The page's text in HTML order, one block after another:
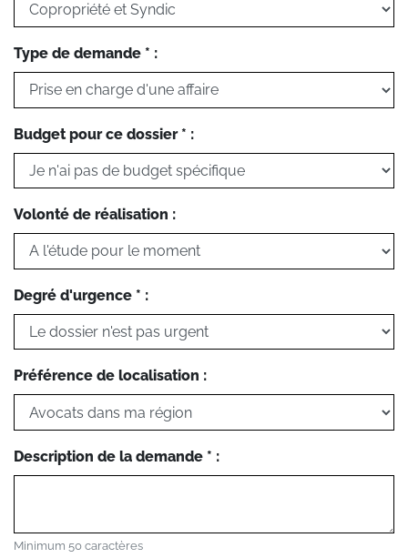
Type de demande * :
Budget pour ce dossier * :
Volonté de réalisation :
Degré d'urgence * :
Préférence de localisation :
Description de la demande * :
Minimum 50 caractères